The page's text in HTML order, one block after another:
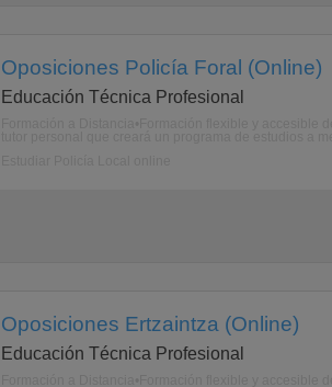
Oposiciones Policía Foral (Online)
Educación Técnica Profesional
Oposiciones Ertzaintza (Online)
Educación Técnica Profesional